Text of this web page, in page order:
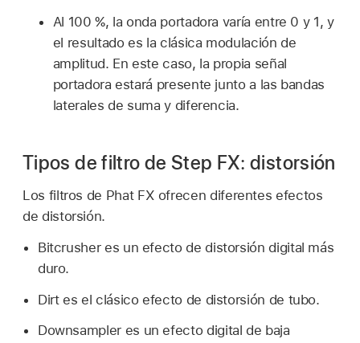
Al 100 %, la onda portadora varía entre 0 y 1, y
el resultado es la clásica modulación de
amplitud. En este caso, la propia señal
portadora estará presente junto a las bandas
laterales de suma y diferencia.
Tipos de filtro de Step FX: distorsión
Los filtros de Phat FX ofrecen diferentes efectos
de distorsión.
Bitcrusher es un efecto de distorsión digital más
duro.
Dirt es el clásico efecto de distorsión de tubo.
Downsampler es un efecto digital de baja